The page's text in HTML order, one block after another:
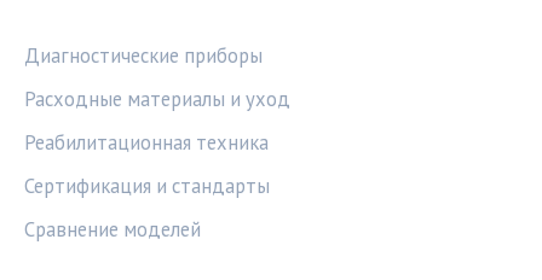
Диагностические приборы
Расходные материалы и уход
Реабилитационная техника
Сертификация и стандарты
Сравнение моделей